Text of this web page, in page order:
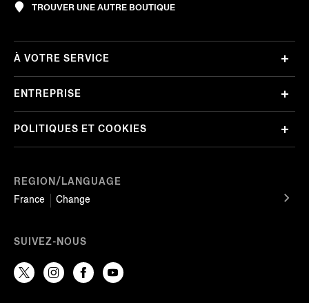
TROUVER UNE AUTRE BOUTIQUE
REGION/LANGUAGE
France
Change
À VOTRE SERVICE
ENTREPRISE
POLITIQUES ET COOKIES
SUIVEZ-NOUS